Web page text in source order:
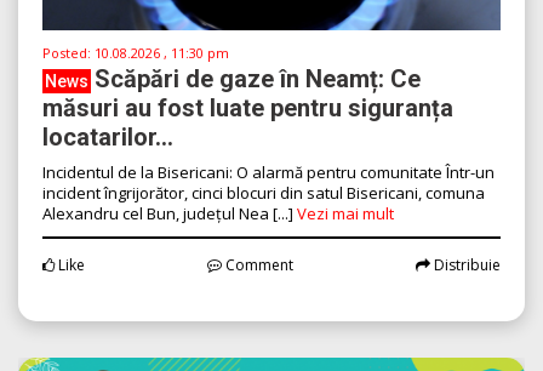
Posted: 10.08.2026 , 11:30 pm
News Scăpări de gaze în Neamț: Ce
măsuri au fost luate pentru siguranța
locatarilor...
Incidentul de la Bisericani: O alarmă pentru comunitate Într-un
incident îngrijorător, cinci blocuri din satul Bisericani, comuna
Alexandru cel Bun, județul Nea [...] Vezi mai mult
Like Comment Distribuie